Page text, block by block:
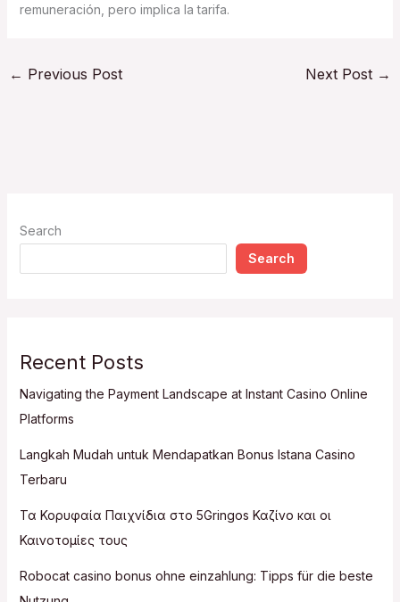
remuneración, pero implica la tarifa.
← Previous Post Next Post →
Search
Search
Recent Posts
Navigating the Payment Landscape at Instant Casino Online
Platforms
Langkah Mudah untuk Mendapatkan Bonus Istana Casino
Terbaru
Τα Κορυφαία Παιχνίδια στο 5Gringos Καζίνο και οι
Καινοτομίες τους
Robocat casino bonus ohne einzahlung: Tipps für die beste